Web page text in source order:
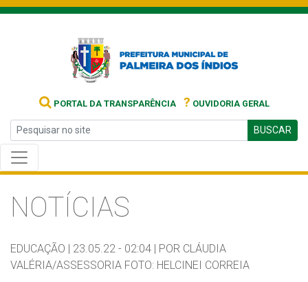
PORTAL DA TRANSPARÊNCIA ? OUVIDORIA GERAL
BUSCAR
NOTÍCIAS
EDUCAÇÃO | 23.05.22 - 02:04 | POR CLÁUDIA
VALÉRIA/ASSESSORIA FOTO: HELCINEI CORREIA